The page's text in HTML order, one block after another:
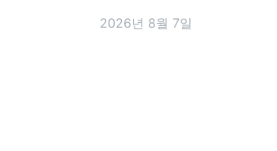
8월 3일 발표한 2026년 세제개
2026년 8월 7일